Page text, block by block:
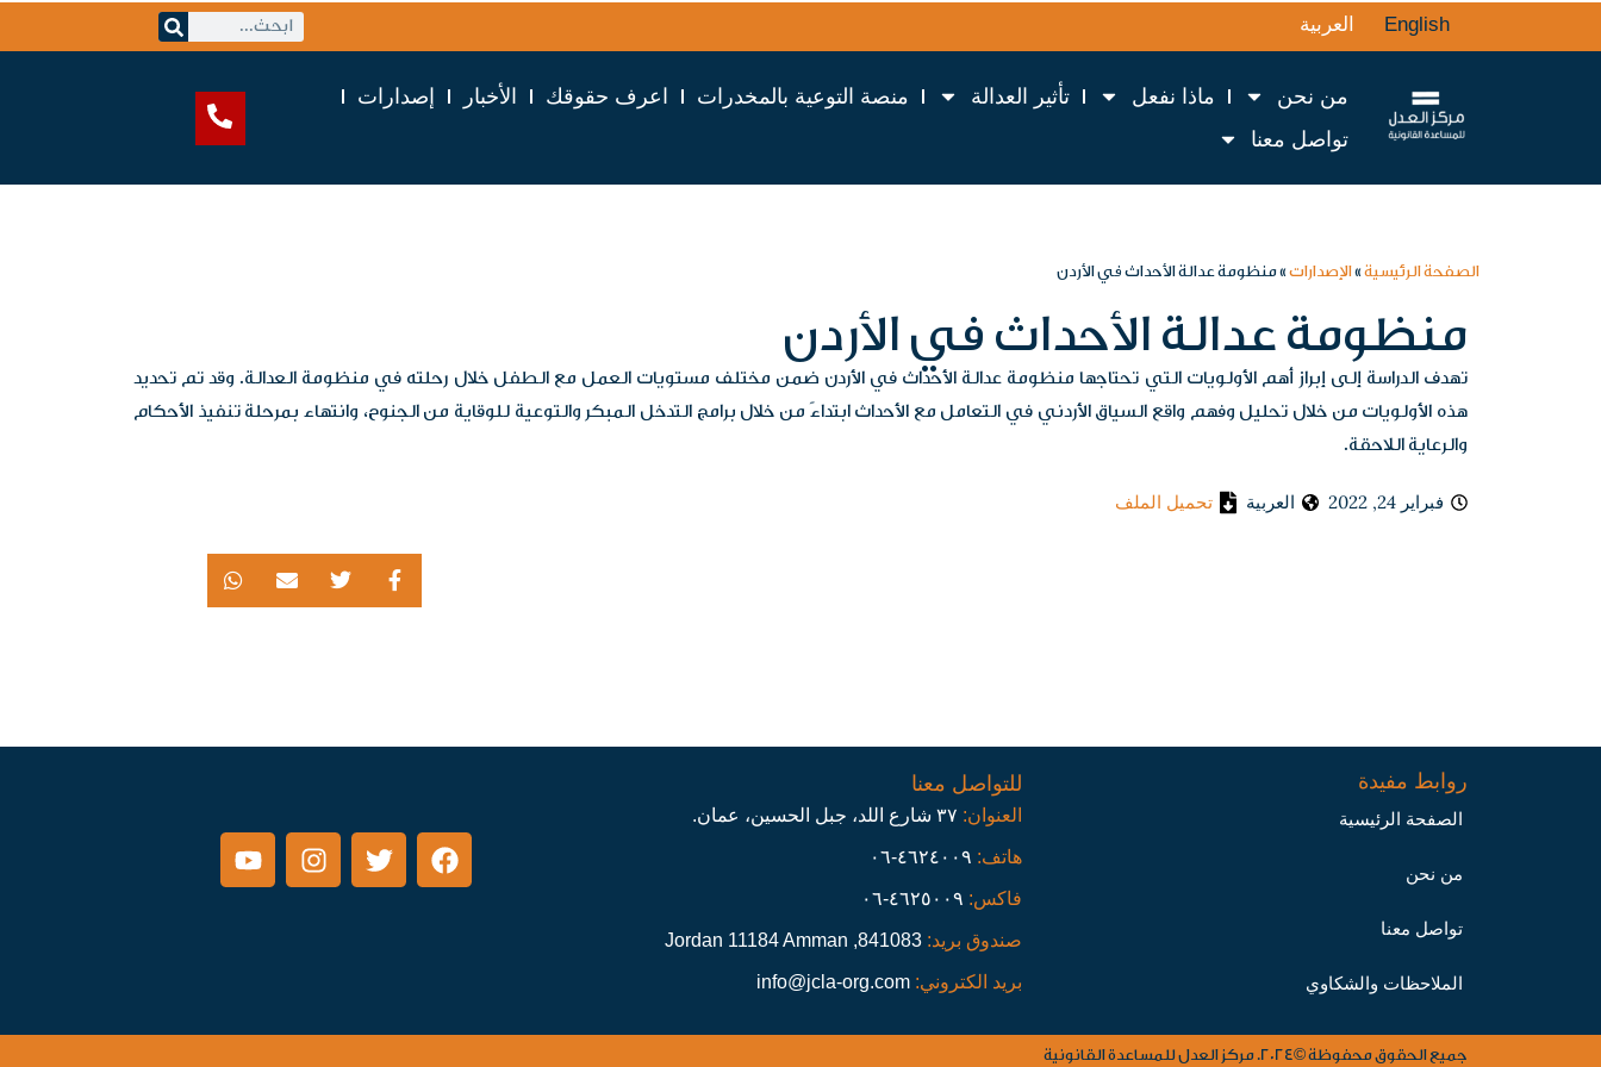
English العربية
من نحن ماذا نفعل تأثير العدالة منصة التوعية بالمخدرات اعرف حقوقك الأخبار
إصدارات
تواصل معنا
الصفحة الرئيسية»الإصدارات»منظومة عدالة الأحداث في الأردن
منظومة عدالة الأحداث في الأردن
تهدف الدراسة إلى إبراز أهم الأولويات التي تحتاجها منظومة عدالة الأحداث في الأردن ضمن مختلف مستويات العمل مع الطفل خلال رحلته في منظومة العدالة. وقد تم تحديد
هذه الأولويات من خلال تحليل وفهم واقع السياق الأردني في التعامل مع الأحداث ابتداءً من خلال برامج التدخل المبكر والتوعية للوقاية من الجنوح، وانتهاء بمرحلة تنفيذ الأحكام
والرعاية اللاحقة.
فبراير 24, 2022 العربية تحميل الملف
روابط مفيدة
الصفحة الرئيسية
من نحن
تواصل معنا
الملاحظات والشكاوي
للتواصل معنا
العنوان:
هاتف:
فاكس:
صندوق بريد: 841083, Jordan 11184 Amman
بريد الكتروني: info@jcla-org.com
جميع الحقوق محفوظة ©2024. مركز العدل للمساعدة القانونية